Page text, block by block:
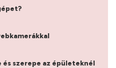
szerepe az épületeknél